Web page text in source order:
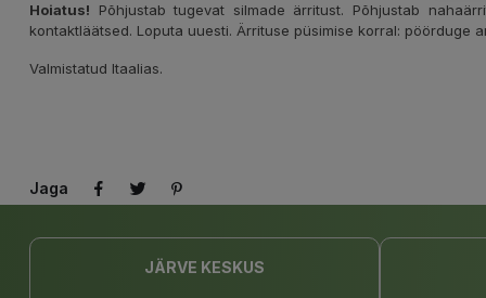
Hoiatus! Põhjustab tugevat silmade ärritust. Põhjustab
kontaktläätsed. Loputa uuesti. Ärrituse püsimise korral: pöörduge
Valmistatud Itaalias.
Jaga
JÄRVE KESKUS